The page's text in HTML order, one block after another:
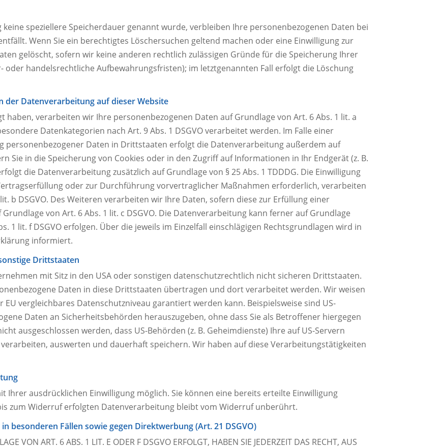
speziellere Speicherdauer genannt wurde, verbleiben Ihre personenbezogenen Daten bei
Wenn Sie ein berechtigtes Löschersuchen geltend machen oder eine Einwilligung zur
gelöscht, sofern wir keine anderen rechtlich zulässigen Gründe für die Speicherung Ihrer
oder handelsrechtliche Aufbewahrungsfristen); im letztgenannten Fall erfolgt die Löschung
der Datenverarbeitung auf dieser Website
haben, verarbeiten wir Ihre personenbezogenen Daten auf Grundlage von Art. 6 Abs. 1 lit. a
Datenkategorien nach Art. 9 Abs. 1 DSGVO verarbeitet werden. Im Falle einer
personenbezogener Daten in Drittstaaten erfolgt die Datenverarbeitung außerdem auf
Sie in die Speicherung von Cookies oder in den Zugriff auf Informationen in Ihr Endgerät (z. B.
die Datenverarbeitung zusätzlich auf Grundlage von § 25 Abs. 1 TDDDG. Die Einwilligung
oder zur Durchführung vorvertraglicher Maßnahmen erforderlich, verarbeiten
b DSGVO. Des Weiteren verarbeiten wir Ihre Daten, sofern diese zur Erfüllung einer
von Art. 6 Abs. 1 lit. c DSGVO. Die Datenverarbeitung kann ferner auf Grundlage
1 lit. f DSGVO erfolgen. Über die jeweils im Einzelfall einschlägigen Rechtsgrundlagen wird in
informiert.
Drittstaaten
mit Sitz in den USA oder sonstigen datenschutzrechtlich nicht sicheren Drittstaaten.
Daten in diese Drittstaaten übertragen und dort verarbeitet werden. Wir weisen
vergleichbares Datenschutzniveau garantiert werden kann. Beispielsweise sind US-
Daten an Sicherheitsbehörden herauszugeben, ohne dass Sie als Betroffener hiergegen
ausgeschlossen werden, dass US-Behörden (z. B. Geheimdienste) Ihre auf US-Servern
auswerten und dauerhaft speichern. Wir haben auf diese Verarbeitungstätigkeiten
Ihrer ausdrücklichen Einwilligung möglich. Sie können eine bereits erteilte Einwilligung
zum Widerruf erfolgten Datenverarbeitung bleibt vom Widerruf unberührt.
besonderen Fällen sowie gegen Direktwerbung (Art. 21 DSGVO)
VON ART. 6 ABS. 1 LIT. E ODER F DSGVO ERFOLGT, HABEN SIE JEDERZEIT DAS RECHT, AUS